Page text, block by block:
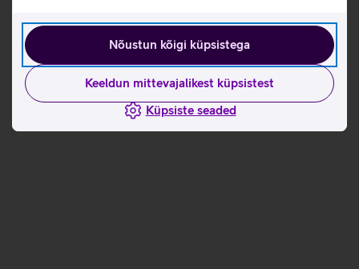
Nõustun kõigi küpsistega
Keeldun mittevajalikest küpsistest
Küpsiste seaded